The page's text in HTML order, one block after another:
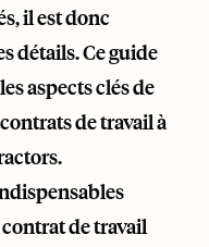
il est donc
détails. Ce guide
aspects clés de
de travail à
de travail